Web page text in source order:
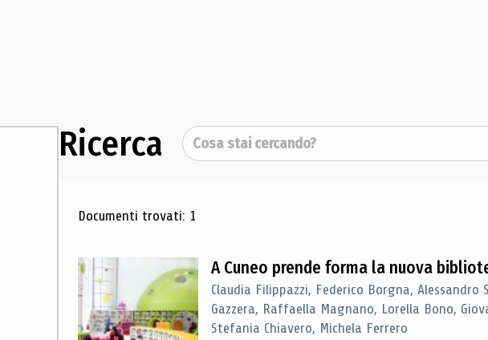
Ricerca Cerca
Risultati di ricerca
Documenti trovati: 1
A Cuneo prende forma la nuova
Claudia Filippazzi, Federico Borgna, Alessandro
Gazzera, Raffaella Magnano, Lorella Bono,
Stefania Chiavero, Michela Ferrero